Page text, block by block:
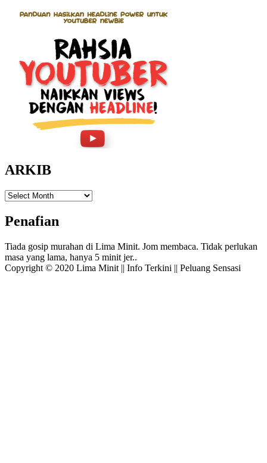
ARKIB
ARKIB
Penafian
Tiada gosip murahan di Lima Minit. Jom membaca. Tidak perlukan
masa yang lama, hanya 5 minit jer..
Copyright © 2020 Lima Minit || Info Terkini || Peluang Sensasi